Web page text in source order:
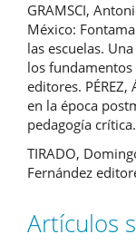
GRAMSCI,
México:
las escuelas.
los fundamentos
editores. PÉREZ,
en la época
pedagogía
TIRADO,
Fernández
Artículos